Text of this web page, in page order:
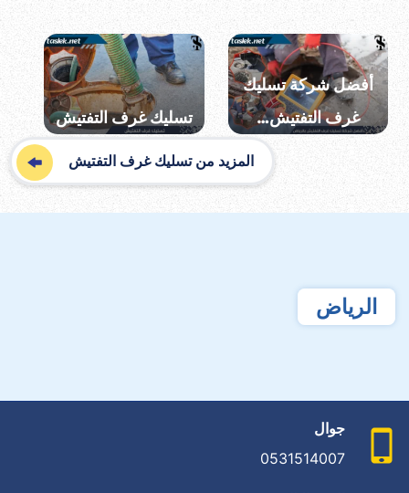
أفضل شركة تسليك
غرف التفتيش…
تسليك غرف التفتيش
المزيد من تسليك غرف التفتيش
الرياض
جوال
0531514007